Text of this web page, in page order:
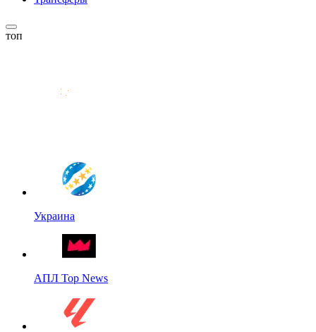
топ
Украина
АПЛ Top News